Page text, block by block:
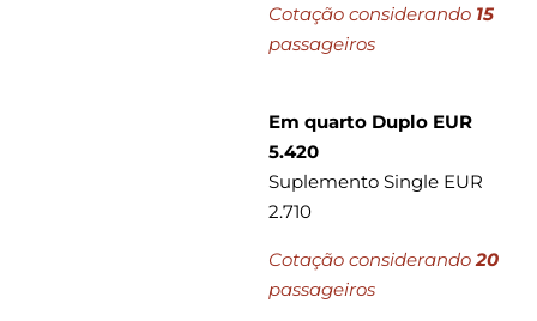
Cotação considerando 15
passageiros
Em quarto Duplo EUR
5.420
Suplemento Single EUR
2.710
Cotação considerando 20
passageiros